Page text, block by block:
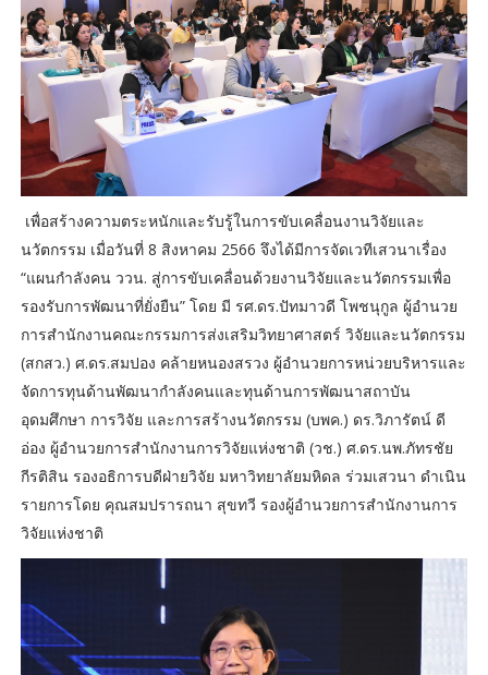
เพื่อสร้างความตระหนักและรับรู้ในการขับเคลื่อนงานวิจัยและ
นวัตกรรม เมื่อวันที่ 8 สิงหาคม 2566 จึงได้มีการจัดเวทีเสวนาเรื่อง
“แผนกำลังคน ววน. สู่การขับเคลื่อนด้วยงานวิจัยและนวัตกรรมเพื่อ
รองรับการพัฒนาที่ยั่งยืน” โดย มี รศ.ดร.ปัทมาวดี โพชนุกูล ผู้อำนวย
การสำนักงานคณะกรรมการส่งเสริมวิทยาศาสตร์ วิจัยและนวัตกรรม
(สกสว.) ศ.ดร.สมปอง คล้ายหนองสรวง ผู้อำนวยการหน่วยบริหารและ
จัดการทุนด้านพัฒนากำลังคนและทุนด้านการพัฒนาสถาบัน
อุดมศึกษา การวิจัย และการสร้างนวัตกรรม (บพค.) ดร.วิภารัตน์ ดี
อ่อง ผู้อำนวยการสำนักงานการวิจัยแห่งชาติ (วช.) ศ.ดร.นพ.ภัทรชัย
กีรติสิน รองอธิการบดีฝ่ายวิจัย มหาวิทยาลัยมหิดล ร่วมเสวนา ดำเนิน
รายการโดย คุณสมปรารถนา สุขทวี รองผู้อำนวยการสำนักงานการ
วิจัยแห่งชาติ